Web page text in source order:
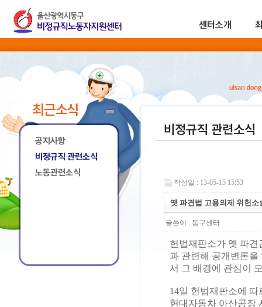
센터소개
최근소식
공지사항
비정규직 관련소식
노동관련소식
비정규직 관련소식
작성일 : 13-05-15 15:53
옛 파견법 고용의제 위헌소
글쓴이 : 동구센터
헌법재판소가 옛 파
과 관련해 공개변론
서 그 배경에 관심이
14일 헌법재판소에
현대자동차 아산공장